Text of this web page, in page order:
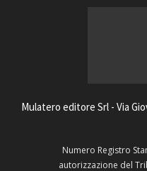
Mulatero editore Srl - Via
Numero Registro
autorizzazione del